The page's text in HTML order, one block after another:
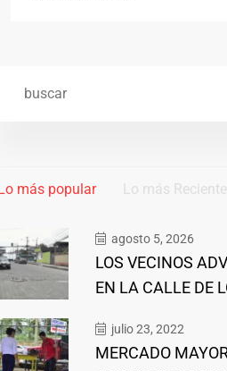
más popular Lo más Reciente
agosto 5, 2026
LOS VECINOS
EN LA CALLE DE
julio 23, 2022
MERCADO